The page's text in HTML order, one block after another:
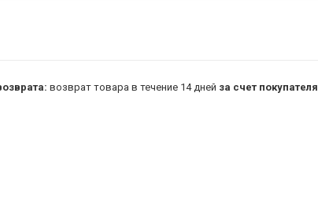
возврат товара в течение 14 дней за счет покупателя